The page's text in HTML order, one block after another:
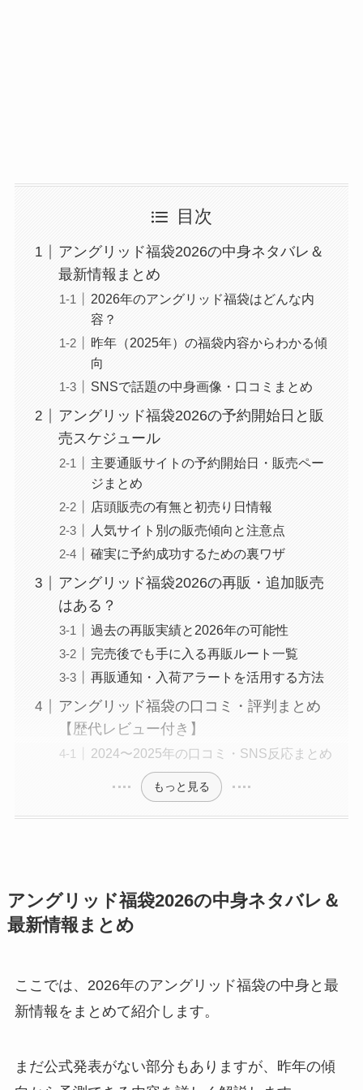
目次
アングリッド福袋2026の中身ネタバレ＆
最新情報まとめ
2026年のアングリッド福袋はどんな内
容？
昨年（2025年）の福袋内容からわかる傾
向
SNSで話題の中身画像・口コミまとめ
アングリッド福袋2026の予約開始日と販
売スケジュール
主要通販サイトの予約開始日・販売ペー
ジまとめ
店頭販売の有無と初売り日情報
人気サイト別の販売傾向と注意点
確実に予約成功するための裏ワザ
アングリッド福袋2026の再販・追加販売
はある？
過去の再販実績と2026年の可能性
完売後でも手に入る再販ルート一覧
再販通知・入荷アラートを活用する方法
アングリッド福袋の口コミ・評判まとめ
【歴代レビュー付き】
2024〜2025年の口コミ・SNS反応まとめ
もっと見る
アングリッド福袋2026の中身ネタバレ＆
最新情報まとめ
ここでは、2026年のアングリッド福袋の中身と最
新情報をまとめて紹介します。
まだ公式発表がない部分もありますが、昨年の傾